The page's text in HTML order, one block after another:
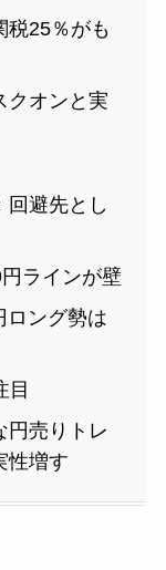
税25％がも
クオンと実
回避先とし
ラインが壁
ロング勢は
目
円売りトレ
性増す